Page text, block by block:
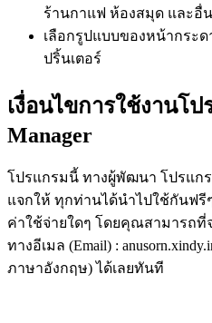
ร้านกาแฟ ห้องสมุด และอื่
เลือกรูปแบบของหน้ากระ
ปริ้นเตอร์
เงื่อนไขการใช้งานโป
Manager
โปรแกรมนี้ ทางผู้พัฒนา โปรแกรม
แจกให้ ทุกท่านได้นำไปใช้กันฟรี
ค่าใช้จ่ายใดๆ โดยคุณสามารถ
ทางอีเมล (Email) :
ภาษาอังกฤษ) ได้เลยทันที